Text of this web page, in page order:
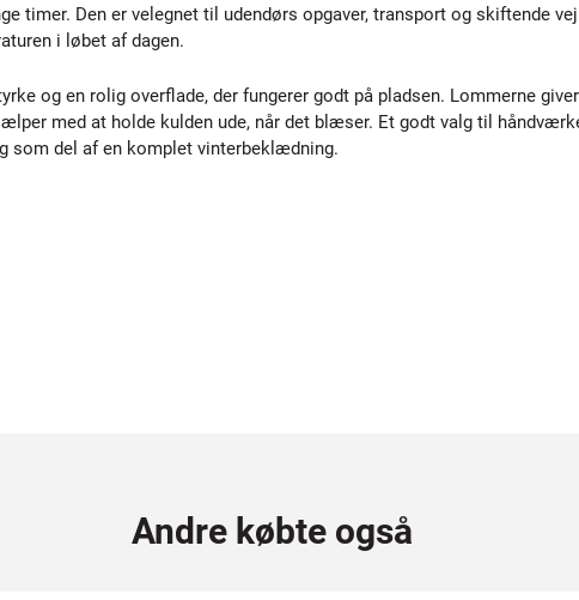
timer. Den er velegnet til udendørs opgaver, transport og skiftende
i løbet af dagen.
og en rolig overflade, der fungerer godt på pladsen. Lommerne
med at holde kulden ude, når det blæser. Et godt valg til
som del af en komplet vinterbeklædning.
Andre købte også